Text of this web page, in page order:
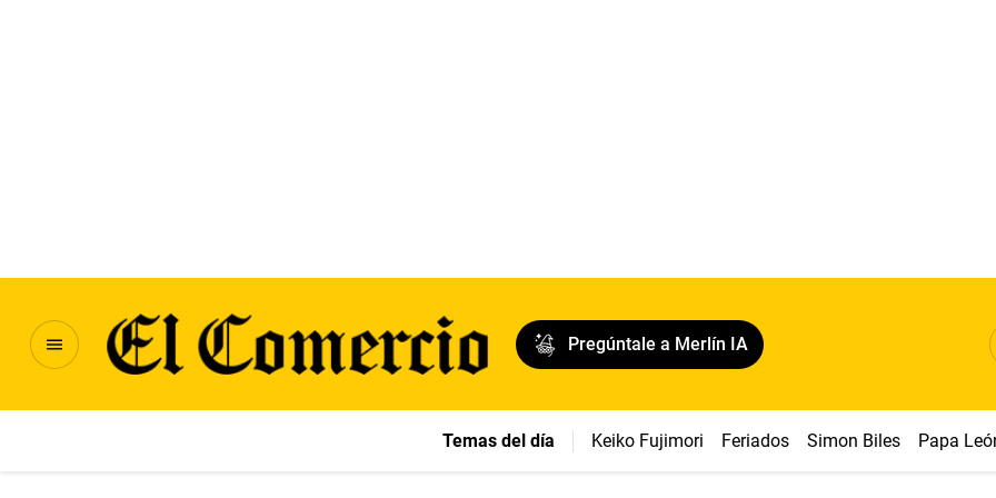
Pregúntale a Merlín IA
Temas del día Keiko Fujimori Feriados Simon Biles Papa